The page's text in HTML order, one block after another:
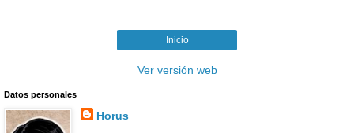
Inicio
Ver versión web
Datos personales
Horus